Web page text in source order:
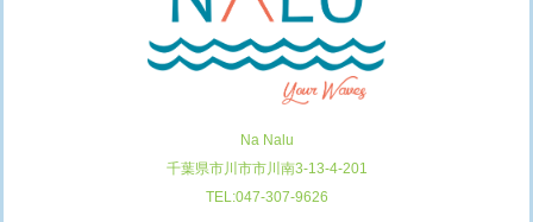
Na Nalu
千葉県市川市市川南3-13-4-201
TEL:047-307-9626